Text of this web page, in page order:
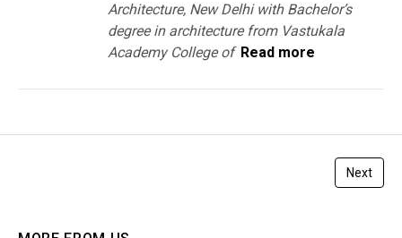
Architecture, New Delhi with Bachelor’s
degree in architecture from Vastukala
Academy College of Read more
Next